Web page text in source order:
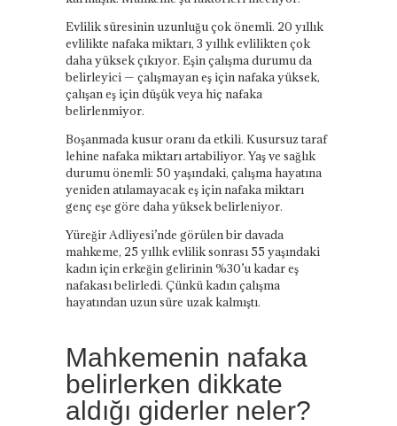
Evlilik süresinin uzunluğu çok önemli. 20 yıllık
evlilikte nafaka miktarı, 3 yıllık evlilikten çok
daha yüksek çıkıyor. Eşin çalışma durumu da
belirleyici — çalışmayan eş için nafaka yüksek,
çalışan eş için düşük veya hiç nafaka
belirlenmiyor.
Boşanmada kusur oranı da etkili. Kusursuz taraf
lehine nafaka miktarı artabiliyor. Yaş ve sağlık
durumu önemli: 50 yaşındaki, çalışma hayatına
yeniden atılamayacak eş için nafaka miktarı
genç eşe göre daha yüksek belirleniyor.
Yüreğir Adliyesi’nde görülen bir davada
mahkeme, 25 yıllık evlilik sonrası 55 yaşındaki
kadın için erkeğin gelirinin %30’u kadar eş
nafakası belirledi. Çünkü kadın çalışma
hayatından uzun süre uzak kalmıştı.
Mahkemenin nafaka
belirlerken dikkate
aldığı giderler neler?